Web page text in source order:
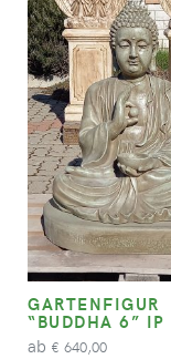
GARTENFIGUR
“BUDDHA 6” IP
ab € 640,00